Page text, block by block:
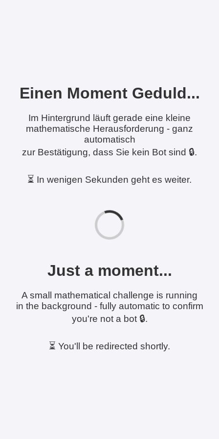
Einen Moment Geduld...
Im Hintergrund läuft gerade eine kleine
mathematische Herausforderung - ganz
automatisch
zur Bestätigung, dass Sie kein Bot sind 🔒.
⏳ In wenigen Sekunden geht es weiter.
Just a moment...
A small mathematical challenge is running
in the background - fully automatic to confirm
you're not a bot 🔒.
⏳ You'll be redirected shortly.